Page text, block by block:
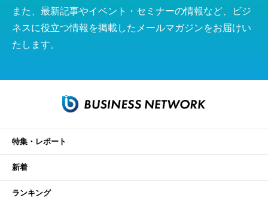
また、最新記事やイベント・セミナーの情報など、ビジ
ネスに役立つ情報を掲載したメールマガジンをお届けい
たします。
特集・レポート
新着
ランキング